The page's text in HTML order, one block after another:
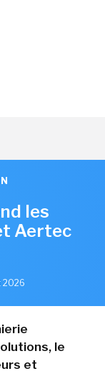
les
Aertec
2026
le
et